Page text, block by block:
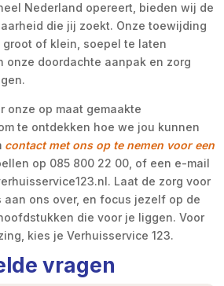
Nederland opereert, bieden wij de
die jij zoekt. Onze toewijding
groot of klein, soepel te laten
onze doordachte aanpak en zorg
onze op maat gemaakte
te ontdekken hoe we jou kunnen
contact met ons op te nemen voor een
op 085 800 22 00, of een e-mail
Laat de zorg voor
ons over, en focus jezelf op de
die voor je liggen. Voor
kies je Verhuisservice 123.
vragen